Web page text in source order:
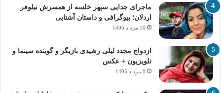
ماجرای جدایی سپهر خلسه از همسرش نیلوفر
اردلان؛ بیوگرافی و داستان آشنایی
10 مرداد 1405
ازدواج مجدد لیلی رشیدی بازیگر و گوینده سینما و
تلویزیون + عکس
8 مرداد 1405